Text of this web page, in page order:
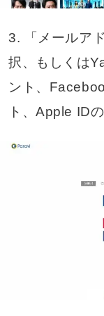
3. 「メールア
択、もしくは
ント、
ト、Apple ID